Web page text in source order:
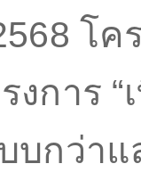
โค
งการ “
บกว่า